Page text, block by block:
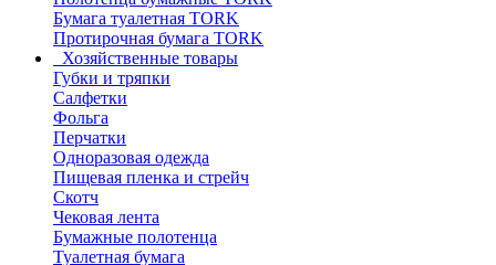
Бумага туалетная TORK
Протирочная бумага TORK
Хозяйственные товары
Губки и тряпки
Салфетки
Фольга
Перчатки
Одноразовая одежда
Пищевая пленка и стрейч
Скотч
Чековая лента
Бумажные полотенца
Туалетная бумага